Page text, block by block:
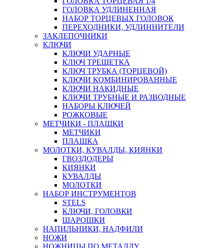
ГОЛОВКА УДЛИНЕННАЯ
НАБОР ТОРЦЕВЫХ ГОЛОВОК
ПЕРЕХОДНИКИ, УДЛИННИТЕЛИ
ЗАКЛЕПОЧНИКИ
КЛЮЧИ
КЛЮЧИ УДАРНЫЕ
КЛЮЧ ТРЕЩЕТКА
КЛЮЧ ТРУБКА (ТОРЦЕВОЙ)
КЛЮЧИ КОМБИНИРОВАННЫЕ
КЛЮЧИ НАКИДНЫЕ
КЛЮЧИ ТРУБНЫЕ И РАЗВОДНЫЕ
НАБОРЫ КЛЮЧЕЙ
РОЖКОВЫЕ
МЕТЧИКИ - ПЛАШКИ
МЕТЧИКИ
ПЛАШКА
МОЛОТКИ, КУВАЛДЫ, КИЯНКИ
ГВОЗДОДЕРЫ
КИЯНКИ
КУВАЛДЫ
МОЛОТКИ
НАБОР ИНСТРУМЕНТОВ
STELS
КЛЮЧИ, ГОЛОВКИ
ШАРОШКИ
НАПИЛЬНИКИ, НАДФИЛИ
НОЖИ
НОЖНИЦЫ ПО МЕТАЛЛУ